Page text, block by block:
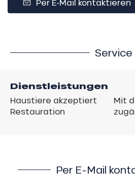
Per E-Mail kontaktieren
Service
Dienstleistungen
Haustiere akzeptiert
Restauration
Mit
Per E-Mail